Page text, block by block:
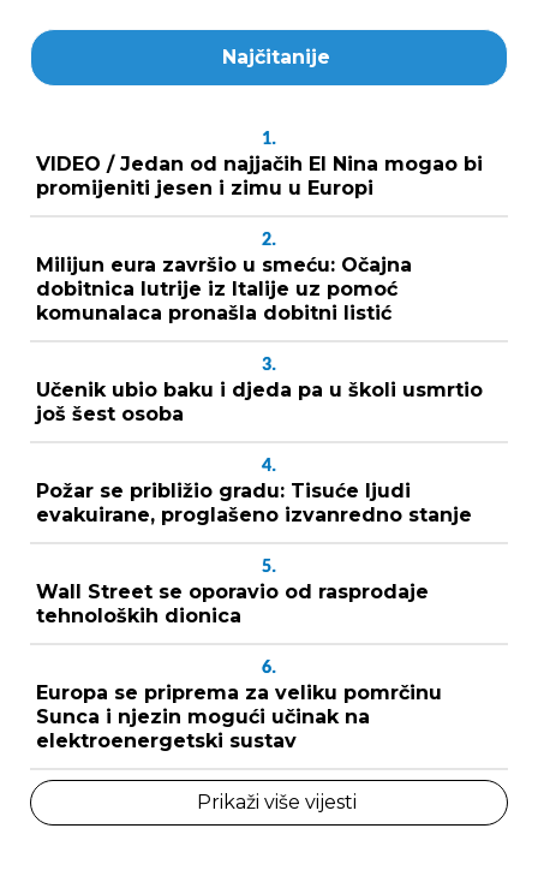
Najčitanije
1.
VIDEO / Jedan od najjačih El Nina mogao bi
promijeniti jesen i zimu u Europi
2.
Milijun eura završio u smeću: Očajna
dobitnica lutrije iz Italije uz pomoć
komunalaca pronašla dobitni listić
3.
Učenik ubio baku i djeda pa u školi usmrtio
još šest osoba
4.
Požar se približio gradu: Tisuće ljudi
evakuirane, proglašeno izvanredno stanje
5.
Wall Street se oporavio od rasprodaje
tehnoloških dionica
6.
Europa se priprema za veliku pomrčinu
Sunca i njezin mogući učinak na
elektroenergetski sustav
Prikaži više vijesti